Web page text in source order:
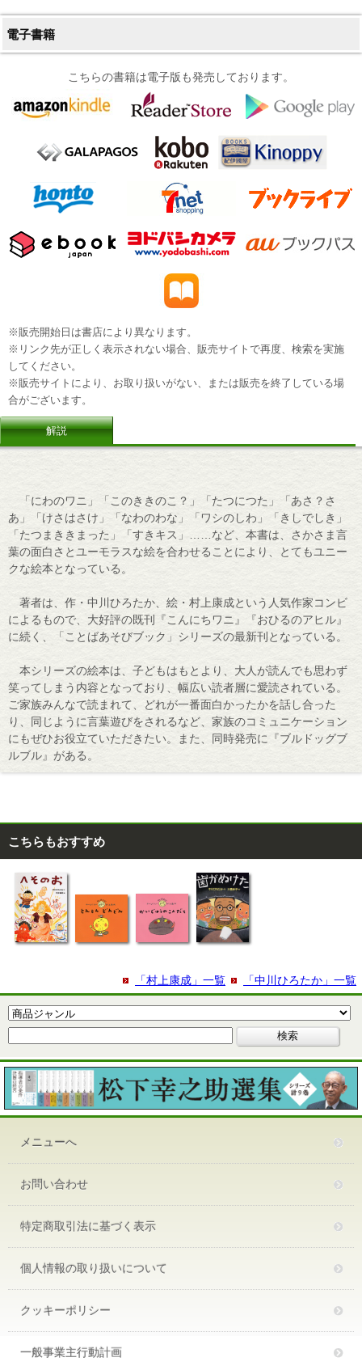
電子書籍
こちらの書籍は電子版も発売しております。
※販売開始日は書店により異なります。
※リンク先が正しく表示されない場合、販売サイトで再度、検索を実施
してください。
※販売サイトにより、お取り扱いがない、または販売を終了している場
合がございます。
解説
「にわのワニ」「このききのこ？」「たつにつた」「あさ？さ
あ」「けさはさけ」「なわのわな」「ワシのしわ」「きしでしき」
「たつまききまった」「すきキス」……など、本書は、さかさま言
葉の面白さとユーモラスな絵を合わせることにより、とてもユニー
クな絵本となっている。
著者は、作・中川ひろたか、絵・村上康成という人気作家コンビ
によるもので、大好評の既刊『こんにちワニ』『おひるのアヒル』
に続く、「ことばあそびブック」シリーズの最新刊となっている。
本シリーズの絵本は、子どもはもとより、大人が読んでも思わず
笑ってしまう内容となっており、幅広い読者層に愛読されている。
ご家族みんなで読まれて、どれが一番面白かったかを話し合った
り、同じように言葉遊びをされるなど、家族のコミュニケーション
にもぜひお役立ていただきたい。また、同時発売に『ブルドッグブ
ルブル』がある。
こちらもおすすめ
「中川ひろたか」一覧
「村上康成」一覧
メニューへ
お問い合わせ
特定商取引法に基づく表示
個人情報の取り扱いについて
クッキーポリシー
一般事業主行動計画